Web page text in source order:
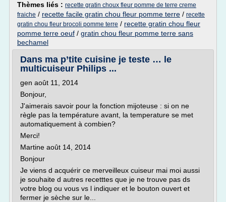
Thèmes liés : recette gratin choux fleur pomme de terre creme
fraiche / recette facile gratin chou fleur pomme terre / recette
gratin chou fleur brocoli pomme terre / recette gratin chou fleur
pomme terre oeuf / gratin chou fleur pomme terre sans
bechamel
Dans ma p’tite cuisine je teste … le
multicuiseur Philips ...
gen août 11, 2014
Bonjour,
J'aimerais savoir pour la fonction mijoteuse : si on ne
règle pas la température avant, la temperature se met
automatiquement à combien?
Merci!
Martine août 14, 2014
Bonjour
Je viens d acquérir ce merveilleux cuiseur mai moi aussi
je souhaite d autres recetttes que je ne trouve pas ds
votre blog ou vous vs l indiquer et le bouton ouvert et
fermer je sèche sur le...